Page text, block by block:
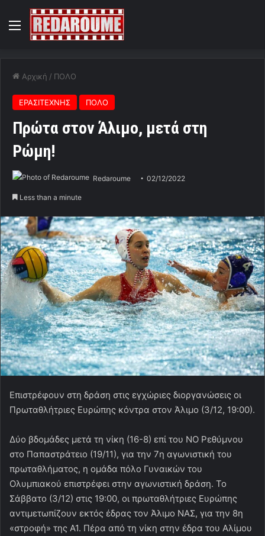
Menu
Αρχική / ΠΟΛΟ
ΕΡΑΣΙΤΕΧΝΗΣ ΠΟΛΟ
Πρώτα στον Άλιμο, μετά στη
Ρώμη!
Redaroume 02/12/2022
Less than a minute
Επιστρέφουν στη δράση στις εγχώριες διοργανώσεις οι
Πρωταθλήτριες Ευρώπης κόντρα στον Άλιμο (3/12, 19:00).
Δύο βδομάδες μετά τη νίκη (16-8) επί του ΝΟ Ρεθύμνου
στο Παπαστράτειο (19/11), για την 7η αγωνιστική του
πρωταθλήματος, η ομάδα πόλο Γυναικών του
Ολυμπιακού επιστρέφει στην αγωνιστική δράση. Το
Σάββατο (3/12) στις 19:00, οι πρωταθλήτριες Ευρώπης
αντιμετωπίζουν εκτός έδρας τον Άλιμο ΝΑΣ, για την 8η
«στροφή» της Α1. Πέρα από τη νίκη στην έδρα του Αλίμου